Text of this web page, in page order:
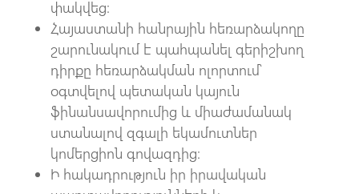
փակվեց։
Հայաստանի հանրային հեռարձակողը
շարունակում է պահպանել գերիշխող
դիրքը հեռարձակման ոլորտում՝
օգտվելով պետական կայուն
ֆինանսավորումից և միաժամանակ
ստանալով զգալի եկամուտներ
կոմերցիոն գովազդից։
Ի հակադրություն իր իրավական